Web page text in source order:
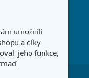
umožnili
a díky
jeho funkce,